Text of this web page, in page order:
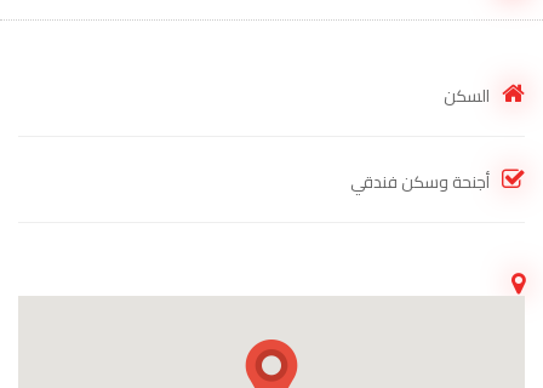
السكن
أجنحة وسكن فندقي